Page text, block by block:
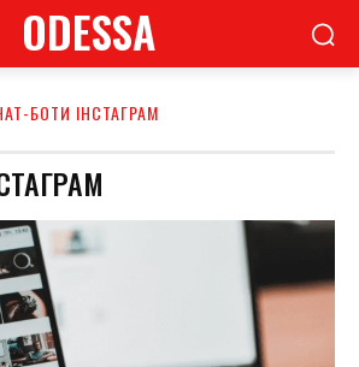
ODESSA
БОТИ ІНСТАГРАМ